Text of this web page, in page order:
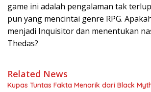
game ini adalah pengalaman tak
pun yang mencintai genre RPG.
menjadi Inquisitor dan menentukan
Thedas?
Related News
Kupas Tuntas Fakta Menarik dari Black